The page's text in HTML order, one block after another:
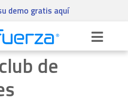
demo gratis aquí
club de